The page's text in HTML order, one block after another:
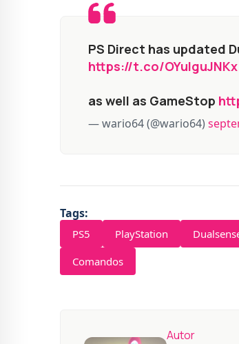
PS Direct has updated
https://t.co/OYulguJNKx
as well as GameStop
— wario64 (@wario64)
Tags:
PS5 PlayStation
Comandos
Autor